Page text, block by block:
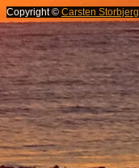
Copyright © Carsten Storbjerg